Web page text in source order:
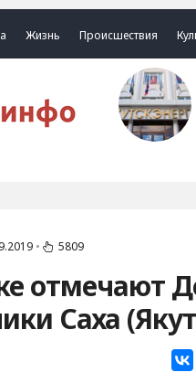
Жизнь Происшествия
• 5809
отмечают
Саха